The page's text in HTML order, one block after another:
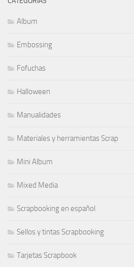
Album
Embossing
Fofuchas
Halloween
Manualidades
Materiales y herramientas Scrap
Mini Album
Mixed Media
Scrapbooking en español
Sellos y tintas Scrapbooking
Tarjetas Scrapbook